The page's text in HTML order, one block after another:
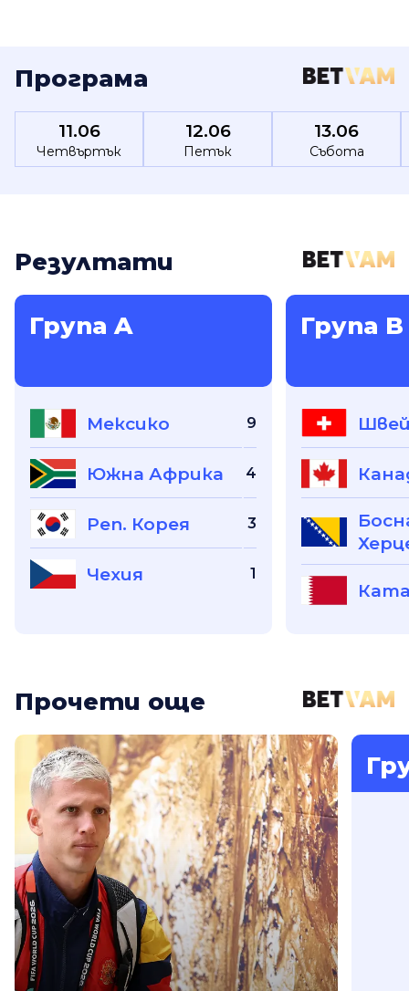
Програма
11.06
Четвъртък
12.06
Петък
13.06
Събота
Резултати
Група A
Мексико 9
Южна Африка 4
Реп. Корея 3
Чехия 1
Група B
Прочети още